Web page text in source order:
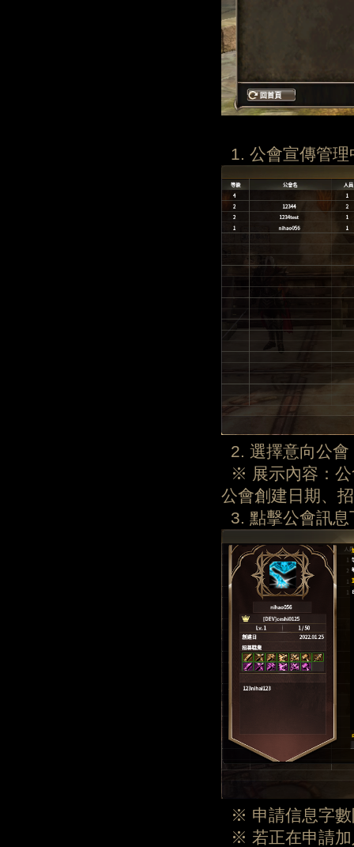
1. 公會宣傳管
2. 選擇意向公
※ 展示內容：公
公會創建日期、
3. 點擊公會訊
※ 申請信息字數
※ 若正在申請加